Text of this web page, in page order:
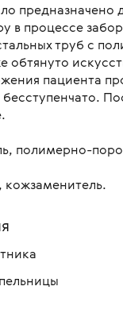
предназначено
в процессе
труб с
обтянуто
пациента
полимерно-
кожзаменитель.